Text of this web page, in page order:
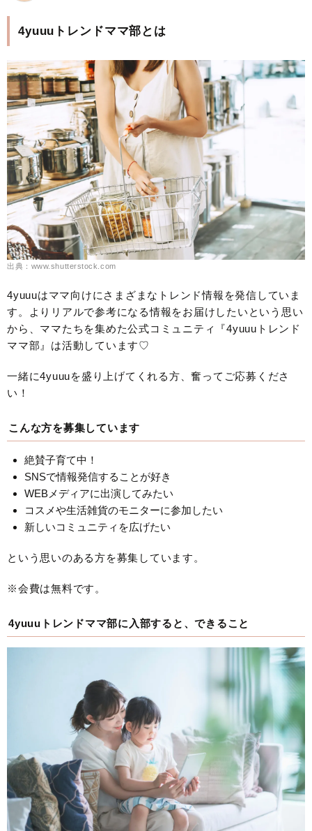
4yuuuトレンドママ部とは
出典：www.shutterstock.com
4yuuuはママ向けにさまざまなトレンド情報を発信していま
す。よりリアルで参考になる情報をお届けしたいという思い
から、ママたちを集めた公式コミュニティ『4yuuuトレンド
ママ部』は活動しています♡
一緒に4yuuuを盛り上げてくれる方、奮ってご応募くださ
い！
こんな方を募集しています
絶賛子育て中！
SNSで情報発信することが好き
WEBメディアに出演してみたい
コスメや生活雑貨のモニターに参加したい
新しいコミュニティを広げたい
という思いのある方を募集しています。
※会費は無料です。
4yuuuトレンドママ部に入部すると、できること